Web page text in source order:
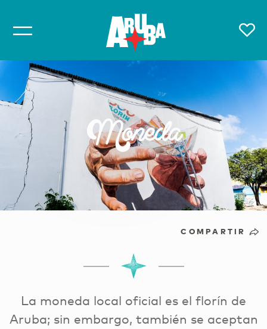
Moneda
COMPARTIR
La moneda local oficial es el florín de
Aruba; sin embargo, también se aceptan